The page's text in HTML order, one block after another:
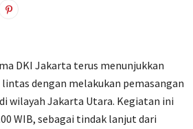
DKI Jakarta terus menunjukkan
dengan melakukan pemasangan
wilayah Jakarta Utara. Kegiatan ini
WIB, sebagai tindak lanjut dari